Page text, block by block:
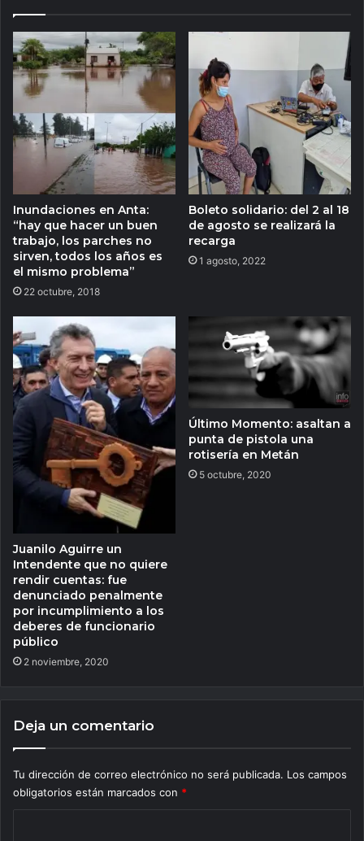
Inundaciones en Anta:
“hay que hacer un buen
trabajo, los parches no
sirven, todos los años es
el mismo problema”
22 octubre, 2018
Boleto solidario: del 2 al 18
de agosto se realizará la
recarga
1 agosto, 2022
Juanilo Aguirre un
Intendente que no quiere
rendir cuentas: fue
denunciado penalmente
por incumplimiento a los
deberes de funcionario
público
2 noviembre, 2020
Último Momento: asaltan a
punta de pistola una
rotisería en Metán
5 octubre, 2020
Deja un comentario
Tu dirección de correo electrónico no será publicada. Los campos
obligatorios están marcados con *